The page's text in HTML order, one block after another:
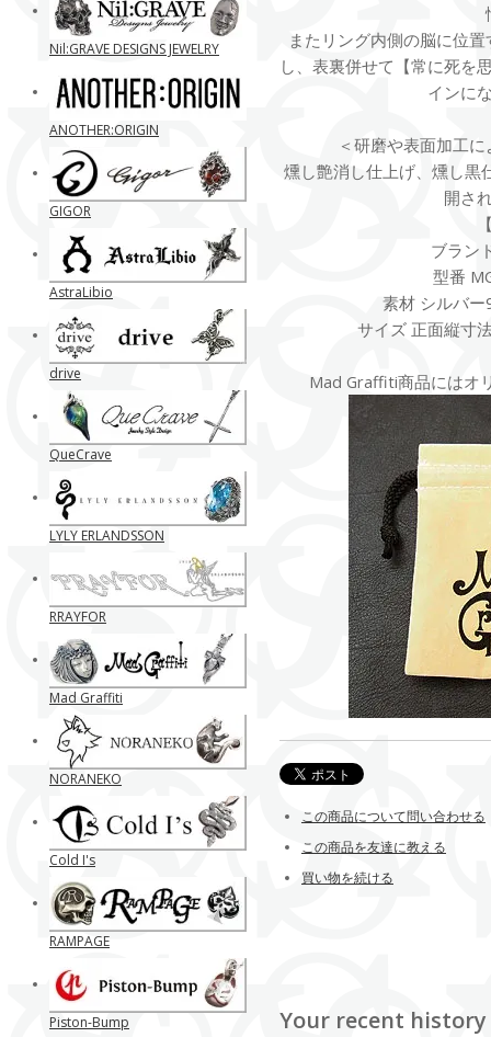
またリング内側の脳に位
し、表裏併せて【常に死を
インに
＜研磨や表面加工
燻し艶消し仕上げ、燻し黒
開さ
ブラン
型番
素材 シルバー
サイズ 正面縦寸
Mad Graffiti商品にはオ
この商品について問い合わせる
この商品を友達に教える
買い物を続ける
Your recent history
Nil:GRAVE DESIGNS JEWELRY
ANOTHER:ORIGIN
GIGOR
AstraLibio
drive
QueCrave
LYLY ERLANDSSON
RRAYFOR
Mad Graffiti
NORANEKO
Cold I's
RAMPAGE
Piston-Bump